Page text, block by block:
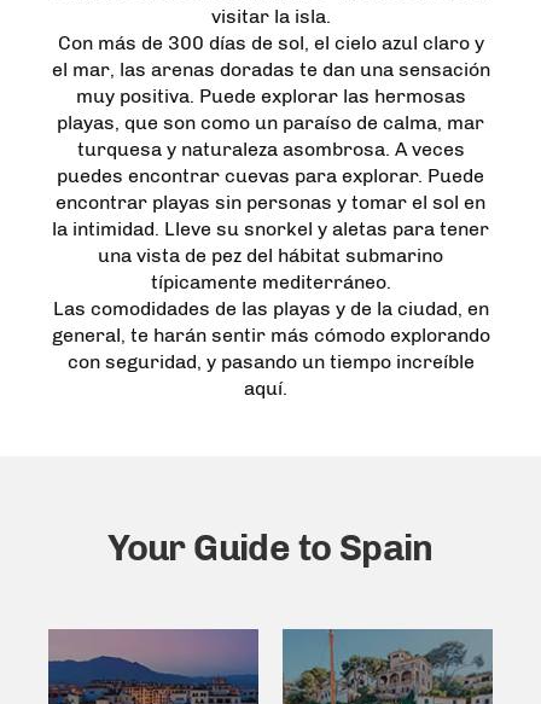
visitar la isla.
Con más de 300 días de sol, el cielo azul claro y
el mar, las arenas doradas te dan una sensación
muy positiva. Puede explorar las hermosas
playas, que son como un paraíso de calma, mar
turquesa y naturaleza asombrosa. A veces
puedes encontrar cuevas para explorar. Puede
encontrar playas sin personas y tomar el sol en
la intimidad. Lleve su snorkel y aletas para tener
una vista de pez del hábitat submarino
típicamente mediterráneo.
Las comodidades de las playas y de la ciudad, en
general, te harán sentir más cómodo explorando
con seguridad, y pasando un tiempo increíble
aquí.
Your Guide to Spain